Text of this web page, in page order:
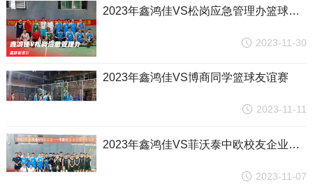
2023年鑫鸿佳VS松岗应急管理办篮球友谊赛
2023-11-30
2023年鑫鸿佳VS博商同学篮球友谊赛
2023-11-11
2023年鑫鸿佳VS菲沃泰中欧校友企业篮球友谊赛
2023-11-07